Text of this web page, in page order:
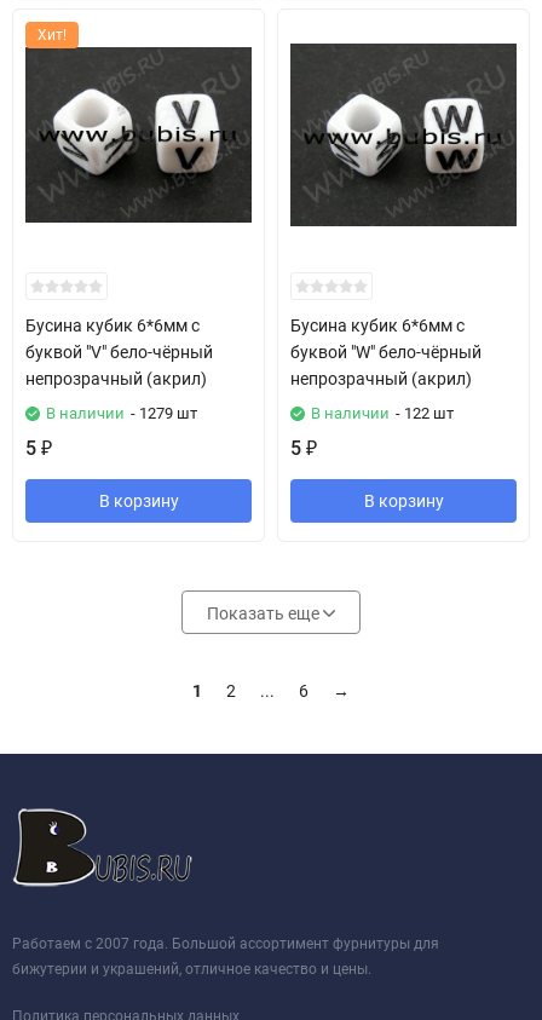
Хит!
Бусина кубик 6*6мм с
буквой "V" бело-чёрный
непрозрачный (акрил)
В наличии - 1279 шт
5 ₽
В корзину
Бусина кубик 6*6мм с
буквой "W" бело-чёрный
непрозрачный (акрил)
В наличии - 122 шт
5 ₽
В корзину
Показать еще
1 2 ... 6 →
Работаем с 2007 года. Большой ассортимент фурнитуры для
бижутерии и украшений, отличное качество и цены.
Политика персональных данных